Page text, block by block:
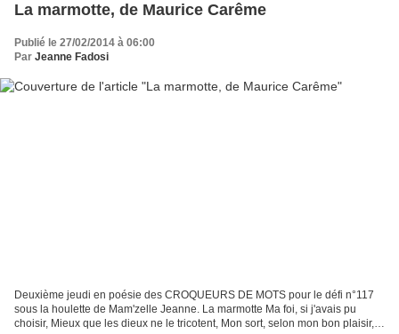
La marmotte, de Maurice Carême
Publié le 27/02/2014 à 06:00
Par Jeanne Fadosi
Deuxième jeudi en poésie des CROQUEURS DE MOTS pour le défi n°117
sous la houlette de Mam'zelle Jeanne. La marmotte Ma foi, si j'avais pu
choisir, Mieux que les dieux ne le tricotent, Mon sort, selon mon bon plaisir,